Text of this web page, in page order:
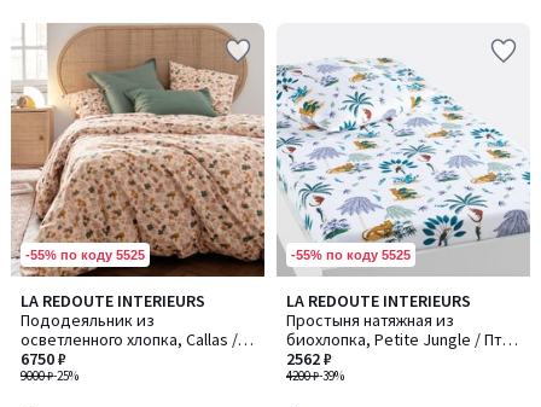
-55% по коду 5525
LA REDOUTE INTERIEURS
Пододеяльник из
осветленного хлопка, Callas /
Каллас
9000 ₽-25%
6750 ₽
4,6
/ 5
-55% по коду 5525
LA REDOUTE INTERIEURS
Простыня натяжная из
биохлопка, Petite Jungle / Птит
Джангл
4200 ₽-39%
2562 ₽
4,8
/ 5